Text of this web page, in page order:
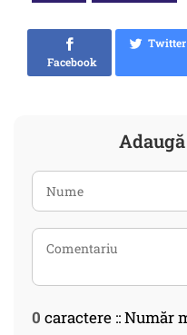
Facebook
Twitter
0 caractere :: Număr